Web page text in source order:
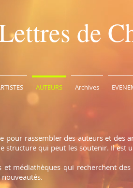
de
AUTEURS Archives
pour rassembler des auteurs et des
structure qui peut les soutenir. Il est
médiathèques qui recherchent